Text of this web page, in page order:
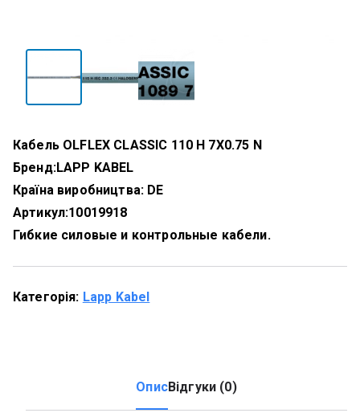
Кабель OLFLEX CLASSIC 110 H 7X0.75 N
Бренд:LAPP KABEL
Країна виробництва: DE
Артикул:10019918
Гибкие силовые и контрольные кабели.
Категорія: Lapp Kabel
ОписВідгуки (0)